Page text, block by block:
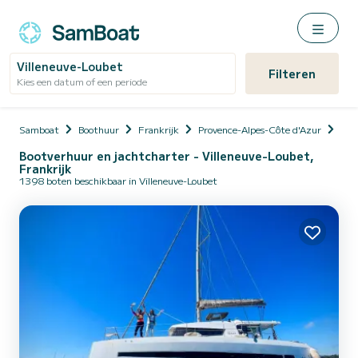
Villeneuve-Loubet
Kies een datum of een periode Filteren
Samboat Boothuur Frankrijk Provence-Alpes-Côte d'Azur
Bootverhuur en jachtcharter - Villeneuve-Loubet,
Frankrijk
1398 boten beschikbaar in Villeneuve-Loubet